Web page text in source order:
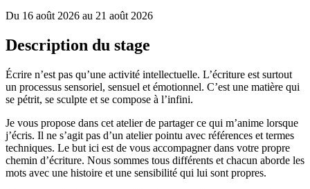
Du 16 août 2026 au 21 août 2026
Description du stage
Écrire n’est pas qu’une activité intellectuelle. L’écriture est surtout
un processus sensoriel, sensuel et émotionnel. C’est une matière qui
se pétrit, se sculpte et se compose à l’infini.
Je vous propose dans cet atelier de partager ce qui m’anime lorsque
j’écris. Il ne s’agit pas d’un atelier pointu avec références et termes
techniques. Le but ici est de vous accompagner dans votre propre
chemin d’écriture. Nous sommes tous différents et chacun aborde les
mots avec une histoire et une sensibilité qui lui sont propres.